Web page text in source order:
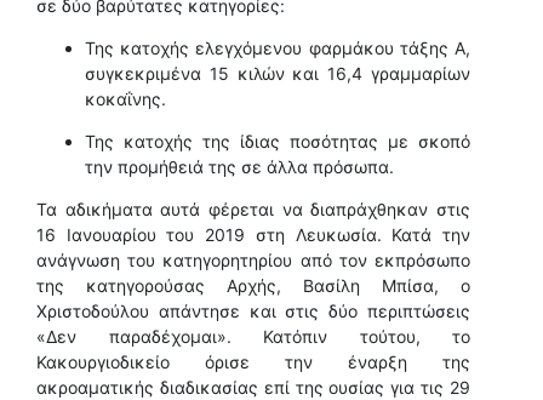
σε δύο βαρύτατες κατηγορίες:
Της κατοχής ελεγχόμενου φαρμάκου τάξης Α,
συγκεκριμένα 15 κιλών και 16,4 γραμμαρίων
κοκαΐνης.
Της κατοχής της ίδιας ποσότητας με σκοπό
την προμήθειά της σε άλλα πρόσωπα.
Τα αδικήματα αυτά φέρεται να διαπράχθηκαν στις
16 Ιανουαρίου του 2019 στη Λευκωσία. Κατά την
ανάγνωση του κατηγορητηρίου από τον εκπρόσωπο
της κατηγορούσας Αρχής, Βασίλη Μπίσα, ο
Χριστοδούλου απάντησε και στις δύο περιπτώσεις
«Δεν παραδέχομαι». Κατόπιν τούτου, το
Κακουργιοδικείο όρισε την έναρξη της
ακροαματικής διαδικασίας επί της ουσίας για τις 29